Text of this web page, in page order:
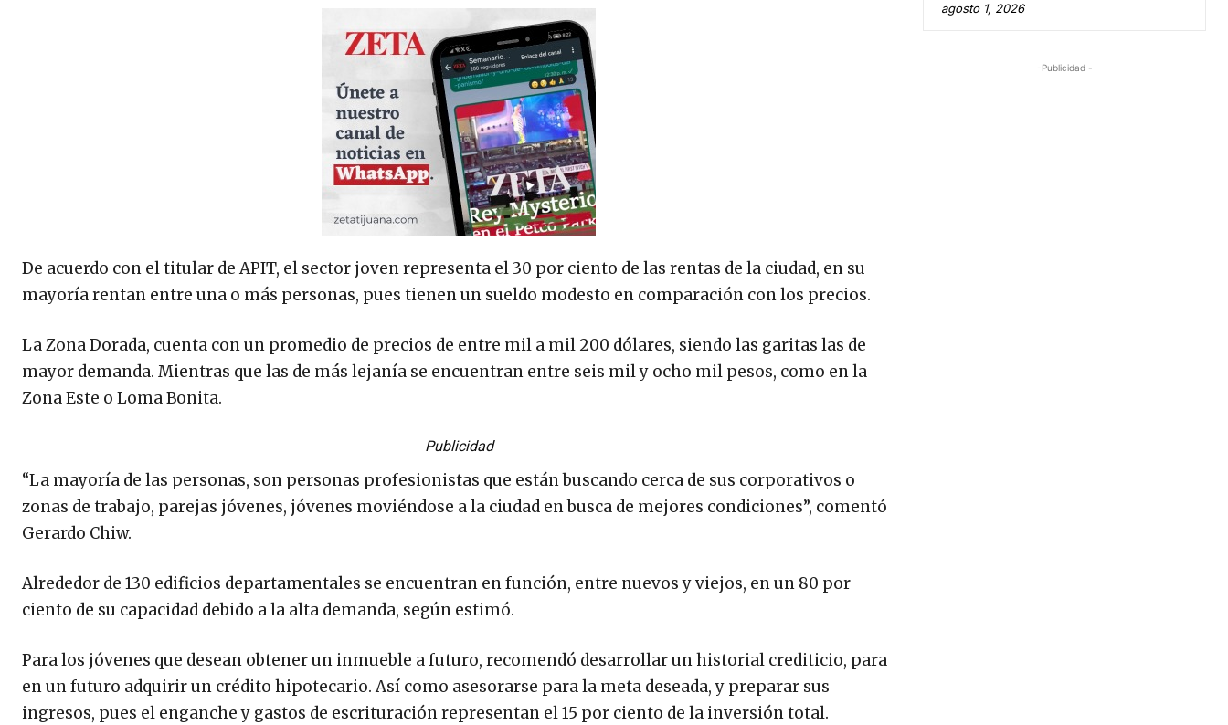
De acuerdo con el titular de APIT, el sector joven representa el 30 por ciento de las rentas de la ciudad, en su
mayoría rentan entre una o más personas, pues tienen un sueldo modesto en comparación con los precios.
La Zona Dorada, cuenta con un promedio de precios de entre mil a mil 200 dólares, siendo las garitas las de
mayor demanda. Mientras que las de más lejanía se encuentran entre seis mil y ocho mil pesos, como en la
Zona Este o Loma Bonita.
Publicidad
“La mayoría de las personas, son personas profesionistas que están buscando cerca de sus corporativos o
zonas de trabajo, parejas jóvenes, jóvenes moviéndose a la ciudad en busca de mejores condiciones”, comentó
Gerardo Chiw.
Alrededor de 130 edificios departamentales se encuentran en función, entre nuevos y viejos, en un 80 por
ciento de su capacidad debido a la alta demanda, según estimó.
Para los jóvenes que desean obtener un inmueble a futuro, recomendó desarrollar un historial crediticio, para
en un futuro adquirir un crédito hipotecario. Así como asesorarse para la meta deseada, y preparar sus
ingresos, pues el enganche y gastos de escrituración representan el 15 por ciento de la inversión total.
agosto 1, 2026
-Publicidad -